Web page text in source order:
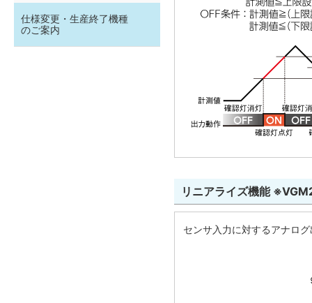
リニアライズ機能
センサ入力に対するアナロ
仕様変更・生産終了機種
のご案内